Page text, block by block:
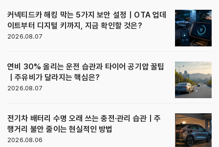
커넥티드카 해킹 막는 5가지 보안 설정｜OTA 업데
이트부터 디지털 키까지, 지금 확인할 것은?
2026.08.07
연비 30% 올리는 운전 습관과 타이어 공기압 꿀팁
｜주유비가 달라지는 핵심은?
2026.08.07
전기차 배터리 수명 오래 쓰는 충전·관리 습관｜주
행거리 불안 줄이는 현실적인 방법
2026.08.06